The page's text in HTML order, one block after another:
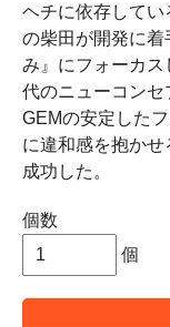
ヘチに依存して
の柴田が開発に
み』にフォーカ
代のニューコンセ
GEMの安定した
に違和感を抱か
成功した。
個数
個